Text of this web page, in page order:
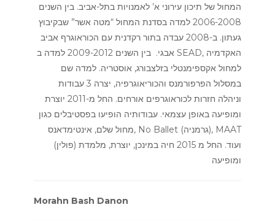
המחול של תיכון עירוני א’ לאמנויות בתל-אביב. בין השנים
2006-2008 למדה בסדנת המחול “מטה אשר” שבקיבוץ
געתון. ב-2008 עבדה בתור רקדנית עם הכוראוגרף אביב
אבגי. בין השנים 2009-2012 למדה ב SEAD, האקדמיה
למחול אקספימנטלי בזלצבורג, אוסטריה. למדה שם
במסלול הפרפורמנס והכוריאוגרפיה, יצרה 3 עבודות
וניהלה חזרות לכוראוגרפים אורחים. החל מ-2011 יוצרת
ומופיעה באופן עצמאי. עבודותיה הופיעו בפסטיבלים כגון
מחול שלם, אינטימדאנס, No Ballet (גרמניה), MAAT
(פולין) ועוד. החל מ 2015 חיה במינכן, יוצרת, מלמדת
ומופיעה
Morahn Bash Danon